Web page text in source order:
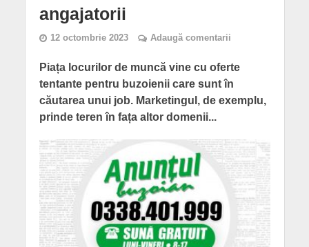
angajatorii
12 octombrie 2023 Adaugă comentarii
Piața locurilor de muncă vine cu oferte
tentante pentru buzoienii care sunt în
căutarea unui job. Marketingul, de exemplu,
prinde teren în fața altor domenii...